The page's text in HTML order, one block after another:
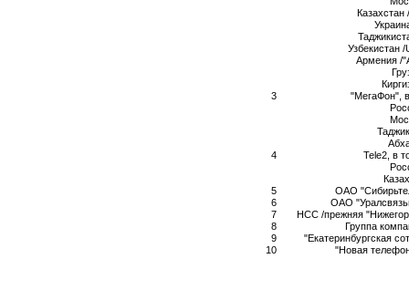
Казахстан
Узбекистан
Армения /
3
"МегаФон",
4
Tele2, в
5
ОАО
6
ОАО
7
НСС /прежняя
8
Группа
9
"Екатеринбургская
10
"Новая